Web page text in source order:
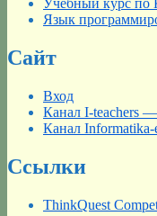
Учебный курс
Язык
Сайт
Вход
Канал I-teachers
Канал Informatika-
Ссылки
ThinkQuest